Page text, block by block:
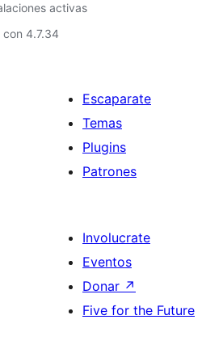
activas
con 4.7.34
Escaparate
Temas
Plugins
Patrones
Involucrate
Eventos
Donar ↗
Five for the Future